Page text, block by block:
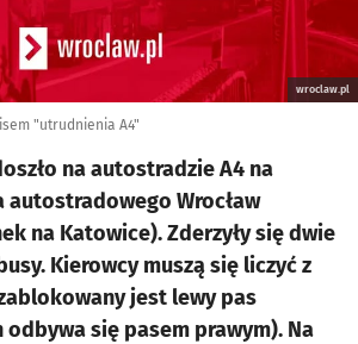
wroclaw.pl
"utrudnienia A4"
na autostradzie A4 na
autostradowego Wrocław
na Katowice). Zderzyły się dwie
Kierowcy muszą się liczyć z
jest lewy pas
się pasem prawym). Na